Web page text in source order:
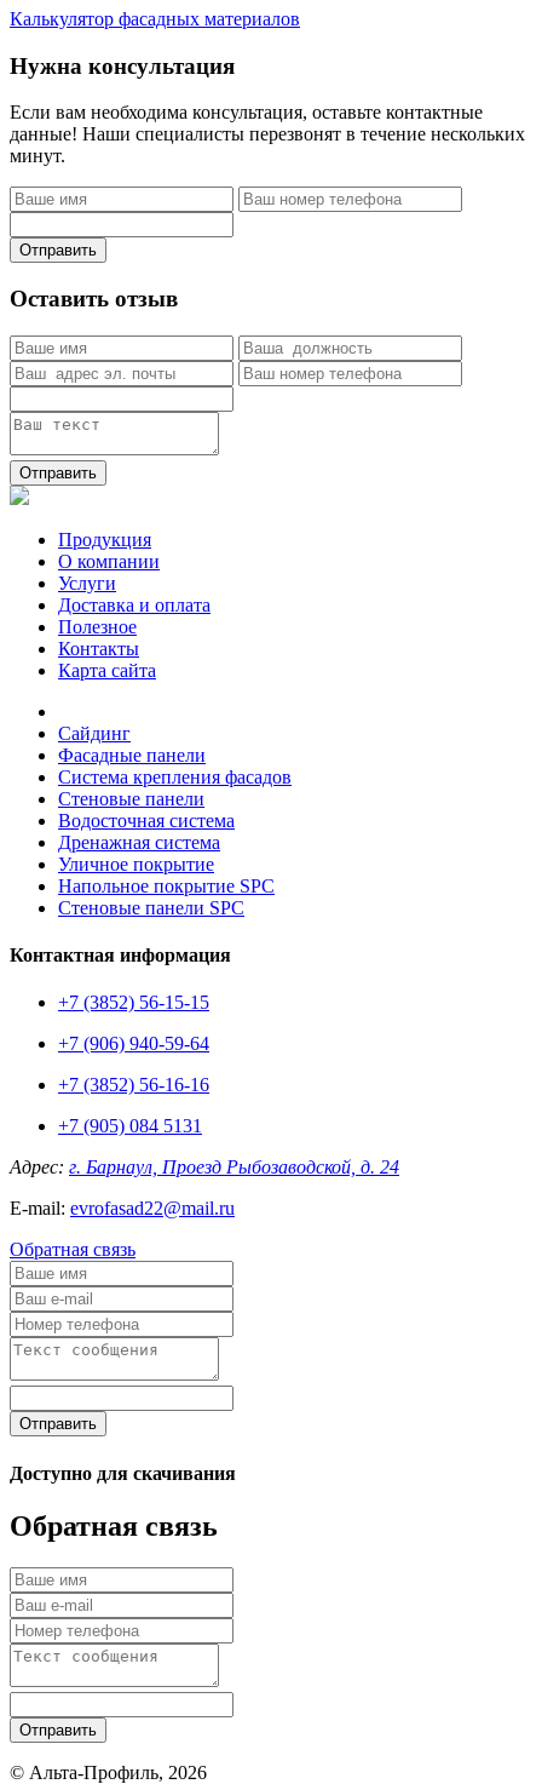
Калькулятор фасадных материалов
Нужна консультация
Если вам необходима консультация, оставьте контактные
данные! Наши специалисты перезвонят в течение нескольких
минут.
Отправить
Оставить отзыв
Отправить
Продукция
О компании
Услуги
Доставка и оплата
Полезное
Контакты
Карта сайта
Сайдинг
Фасадные панели
Система крепления фасадов
Стеновые панели
Водосточная система
Дренажная система
Уличное покрытие
Напольное покрытие SPC
Стеновые панели SPC
Контактная информация
+7 (3852) 56-15-15
+7 (906) 940-59-64
+7 (3852) 56-16-16
+7 (905) 084 5131
Адрес: г. Барнаул, Проезд Рыбозаводской, д. 24
E-mail: evrofasad22@mail.ru
Обратная связь
Отправить
Доступно для скачивания
Обратная связь
Отправить
© Альта-Профиль, 2026